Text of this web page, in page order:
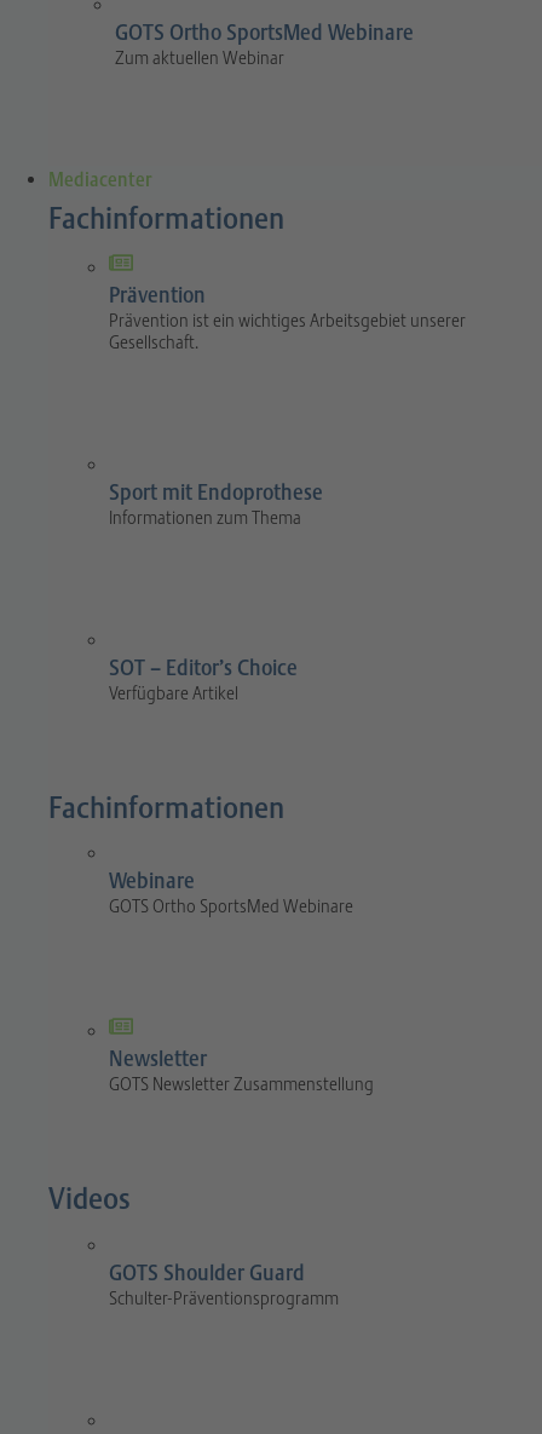
GOTS Ortho SportsMed Webinare
Zum aktuellen Webinar
Mediacenter
Fachinformationen
Prävention
Prävention ist ein wichtiges Arbeitsgebiet unserer
Gesellschaft.
Sport mit Endoprothese
Informationen zum Thema
SOT – Editor’s Choice
Verfügbare Artikel
Fachinformationen
Webinare
GOTS Ortho SportsMed Webinare
Newsletter
GOTS Newsletter Zusammenstellung
Videos
GOTS Shoulder Guard
Schulter-Präventionsprogramm